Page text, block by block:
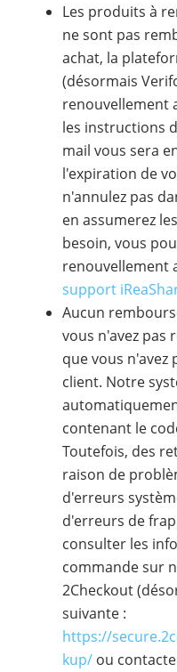
Les produits à
ne sont pas
achat, la
(désormais
renouvellement
les instructions
mail vous sera
l'expiration de
n'annulez pas
en assumerez
besoin, vous
renouvellement
support
Aucun
vous n'avez pas
que vous n'avez
client. Notre
contenant le
Toutefois, des
raison de
d'erreurs
d'erreurs de
consulter les
commande sur
2Checkout
suivante :
https://
kup/ ou